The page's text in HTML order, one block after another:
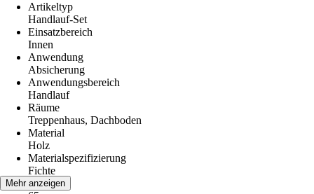
Artikeltyp
Handlauf-Set
Einsatzbereich
Innen
Anwendung
Absicherung
Anwendungsbereich
Handlauf
Räume
Treppenhaus, Dachboden
Material
Holz
Materialspezifizierung
Fichte
Breite
Mehr anzeigen